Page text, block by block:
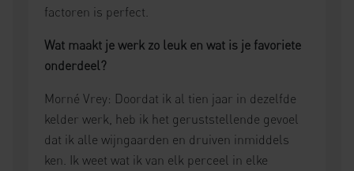
factoren is perfect.
Wat maakt je werk zo leuk en wat is je favoriete
onderdeel?
Morné Vrey: Doordat ik al tien jaar in dezelfde
kelder werk, heb ik het geruststellende gevoel
dat ik alle wijngaarden en druiven inmiddels
ken. Ik weet wat ik van elk perceel in elke